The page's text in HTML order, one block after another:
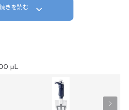
ムに刻印されており混同を防ぐことができ安
でした。
で速い操作が可能
続きを読む
μL